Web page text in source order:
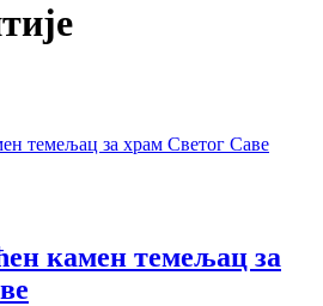
камен темељац за